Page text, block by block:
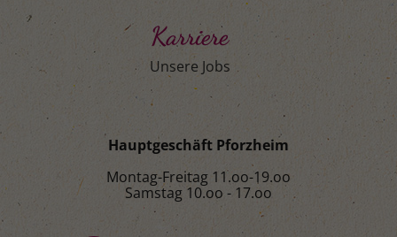
Karriere
Unsere Jobs
Hauptgeschäft Pforzheim
Montag-Freitag 11.oo-19.oo
Samstag 10.oo - 17.oo